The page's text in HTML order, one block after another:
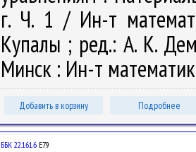
г. Ч. 1 / Ин-т
Купалы ; ред.: А. К.
Минск : Ин-т
Добавить в корзину Подробнее
ББК 22.161.6 Е79